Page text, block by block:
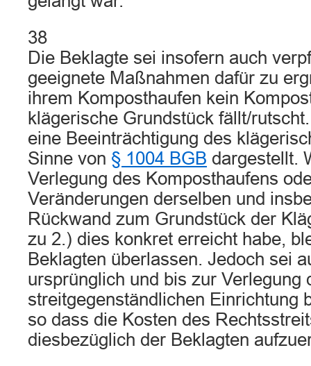
38
Die Beklagte sei insofern auch
geeignete Maßnahmen dafür zu
ihrem Komposthaufen kein
klägerische Grundstück fällt/
eine Beeinträchtigung des
Sinne von § 1004 BGB dargestellt.
Verlegung des Komposthaufens
Veränderungen derselben und
Rückwand zum Grundstück der
zu 2.) dies konkret erreicht habe,
Beklagten überlassen. Jedoch sei
ursprünglich und bis zur Verlegung
streitgegenständlichen Einrichtung
so dass die Kosten des
diesbezüglich der Beklagten